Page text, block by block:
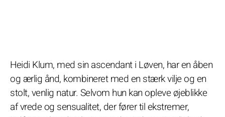
Heidi Klum, med sin ascendant i Løven, har en åben
og ærlig ånd, kombineret med en stærk vilje og en
stolt, venlig natur. Selvom hun kan opleve øjeblikke
af vrede og sensualitet, der fører til ekstremer,